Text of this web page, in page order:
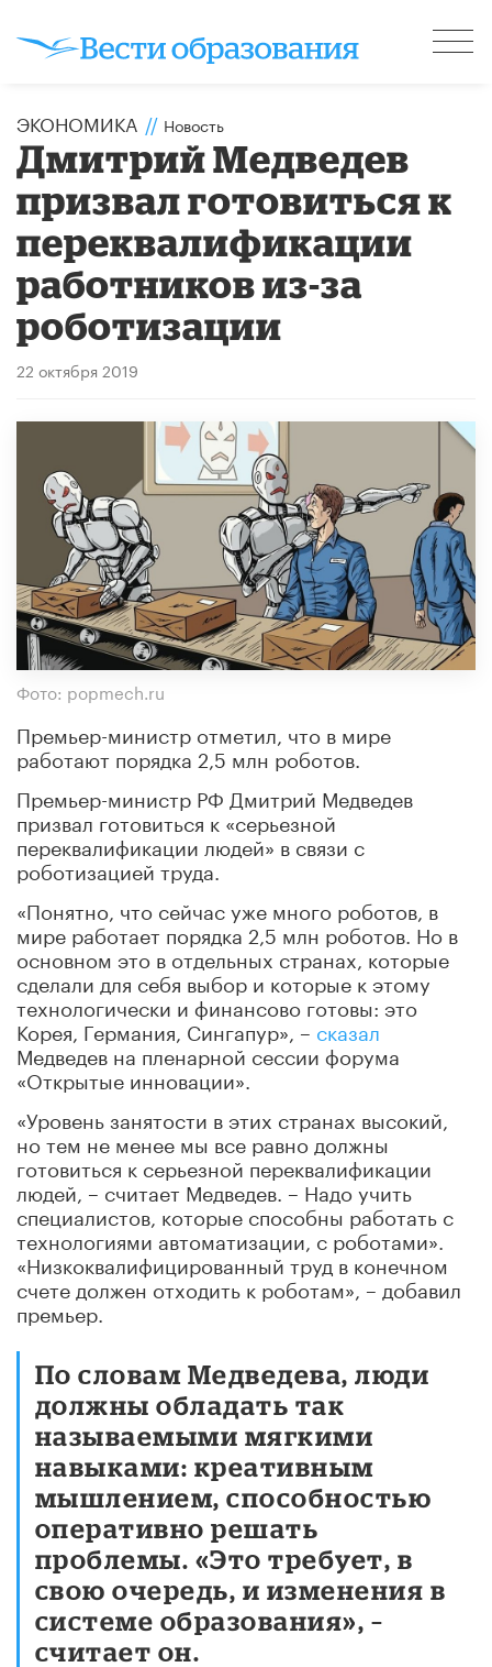
ЭКОНОМИКА // Новость
Дмитрий Медведев
призвал готовиться к
переквалификации
работников из-за
роботизации
22 октября 2019
Фото: popmech.ru
Премьер-министр отметил, что в мире
работают порядка 2,5 млн роботов.
Премьер-министр РФ Дмитрий Медведев
призвал готовиться к «серьезной
переквалификации людей» в связи с
роботизацией труда.
«Понятно, что сейчас уже много роботов, в
мире работает порядка 2,5 млн роботов. Но в
основном это в отдельных странах, которые
сделали для себя выбор и которые к этому
технологически и финансово готовы: это
Корея, Германия, Сингапур», – сказал
Медведев на пленарной сессии форума
«Открытые инновации».
«Уровень занятости в этих странах высокий,
но тем не менее мы все равно должны
готовиться к серьезной переквалификации
людей, – считает Медведев. – Надо учить
специалистов, которые способны работать с
технологиями автоматизации, с роботами».
«Низкоквалифицированный труд в конечном
счете должен отходить к роботам», – добавил
премьер.
По словам Медведева, люди
должны обладать так
называемыми мягкими
навыками: креативным
мышлением, способностью
оперативно решать
проблемы. «Это требует, в
свою очередь, и изменения в
системе образования», –
считает он.